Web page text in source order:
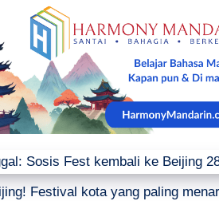
Festival kota yang paling